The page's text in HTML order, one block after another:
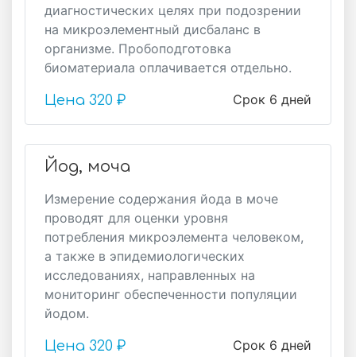
диагностических целях при подозрении
на микроэлементный дисбаланс в
организме. Пробоподготовка
биоматериала оплачивается отдельно.
Срок 6 дней
Цена 320 ₽
Йод, моча
Измерение содержания йода в моче
проводят для оценки уровня
потребления микроэлемента человеком,
а также в эпидемиологических
исследованиях, направленных на
мониторинг обеспеченности популяции
йодом.
Срок 6 дней
Цена 320 ₽